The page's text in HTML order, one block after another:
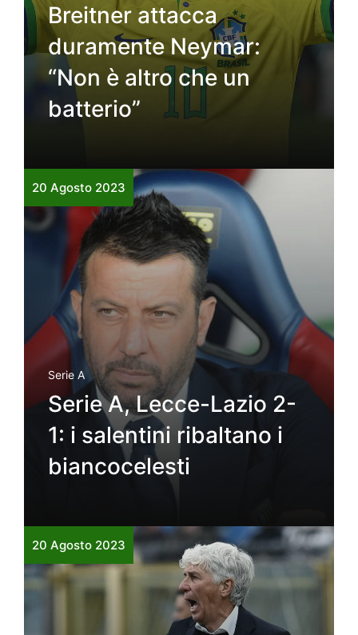
Breitner attacca
duramente Neymar:
“Non è altro che un
batterio”
20 Agosto 2023
Serie A
Serie A, Lecce-Lazio 2-
1: i salentini ribaltano i
biancocelesti
20 Agosto 2023